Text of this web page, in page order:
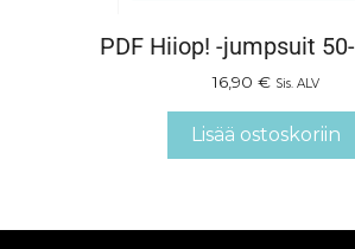
PDF Hiiop! -jumpsuit
16,90 € Sis. ALV
Lisää ostoskoriin